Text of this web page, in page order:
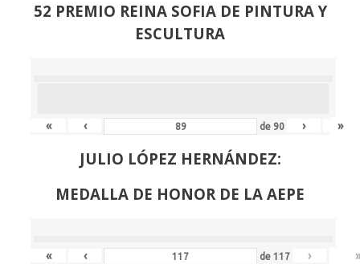
52 PREMIO REINA SOFIA DE PINTURA Y
ESCULTURA
« ‹ de 90 › »
JULIO LÓPEZ HERNÁNDEZ:
MEDALLA DE HONOR DE LA AEPE
« ‹ de117 ›